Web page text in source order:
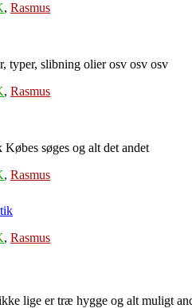
, Rasmus
typer, slibning olier osv osv osv
, Rasmus
søges og alt det andet
, Rasmus
, Rasmus
lige er træ hygge og alt muligt